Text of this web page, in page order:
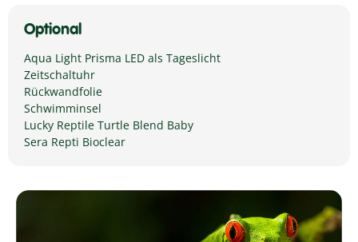
Optional
Aqua Light Prisma LED als Tageslicht
Zeitschaltuhr
Rückwandfolie
Schwimminsel
Lucky Reptile Turtle Blend Baby
Sera Repti Bioclear